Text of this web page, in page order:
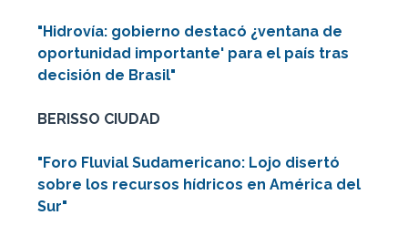
"Hidrovía: gobierno destacó ¿ventana de
oportunidad importante' para el país tras
decisión de Brasil"
BERISSO CIUDAD
"Foro Fluvial Sudamericano: Lojo disertó
sobre los recursos hídricos en América del
Sur"